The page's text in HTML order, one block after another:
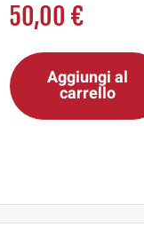
50,00€
Aggiungi al
carrello